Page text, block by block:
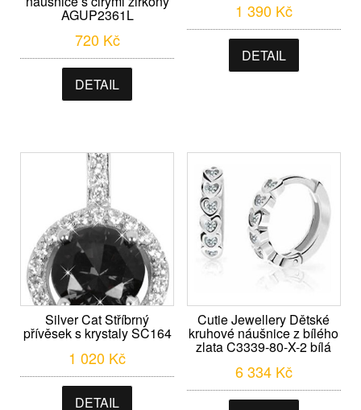
AGUP2361L
720 Kč
DETAIL
1 390 Kč
DETAIL
Silver Cat Stříbrný
přívěsek s krystaly SC164
1 020 Kč
DETAIL
Cutie Jewellery Dětské
kruhové náušnice z bílého
zlata C3339-80-X-2 bílá
6 334 Kč